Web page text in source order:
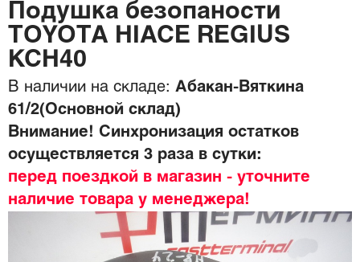
Подушка безопаности
TOYOTA HIACE REGIUS
KCH40
В наличии на складе: Абакан-Вяткина
61/2(Основной склад)
Внимание! Синхронизация остатков
осуществляется 3 раза в сутки:
перед поездкой в магазин - уточните
наличие товара у менеджера!